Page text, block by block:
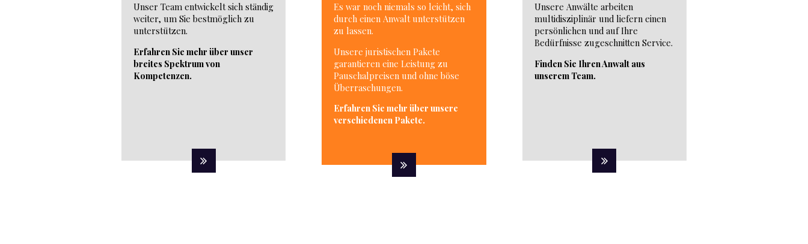
Unser Team entwickelt sich ständig
weiter, um Sie bestmöglich zu
unterstützen.
Erfahren Sie mehr über unser
breites Spektrum von
Kompetenzen.
Es war noch niemals so leicht, sich
durch einen Anwalt unterstützen
zu lassen.
Unsere juristischen Pakete
garantieren eine Leistung zu
Pauschalpreisen und ohne böse
Überraschungen.
Erfahren Sie mehr über unsere
verschiedenen Pakete.
Unsere Anwälte arbeiten
multidisziplinär und liefern einen
persönlichen und auf Ihre
Bedürfnisse zugeschnitten Service.
Finden Sie Ihren Anwalt aus
unserem Team.